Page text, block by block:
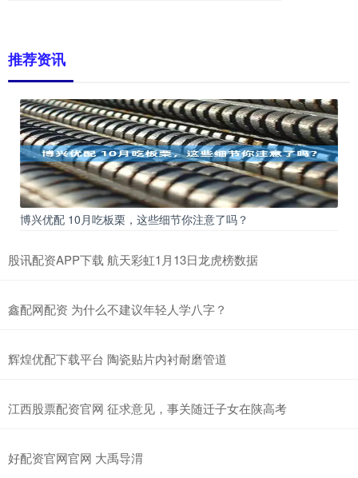
推荐资讯
博兴优配 10月吃板栗，这些细节你注意了吗？
股讯配资APP下载 航天彩虹1月13日龙虎榜数据
鑫配网配资 为什么不建议年轻人学八字？
辉煌优配下载平台 陶瓷贴片内衬耐磨管道
江西股票配资官网 征求意见，事关随迁子女在陕高考
好配资官网官网 大禹导渭